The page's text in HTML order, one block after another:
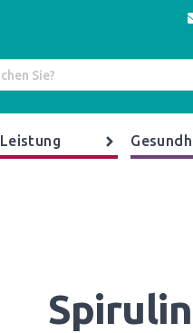
Leistung